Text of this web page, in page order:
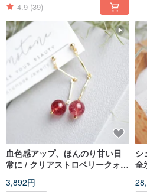
4.9 (39)
血色感アップ、ほんのり甘い日
常に / クリアストロベリークォー
3,892円
シ
全